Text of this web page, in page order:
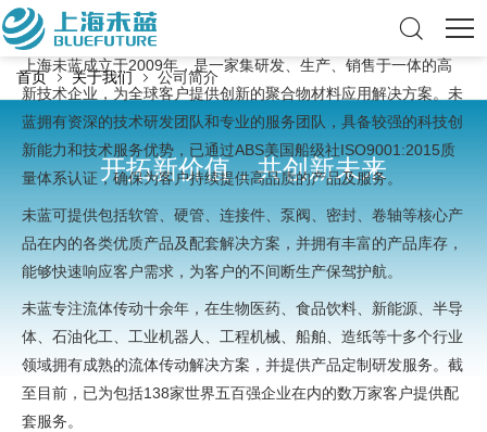
首页 关于我们 公司简介
开拓新价值，共创新未来
上海未蓝成立于2009年，是一家集研发、生产、销售于一体的高
新技术企业，为全球客户提供创新的聚合物材料应用解决方案。未
蓝拥有资深的技术研发团队和专业的服务团队，具备较强的科技创
新能力和技术服务优势，已通过ABS美国船级社ISO9001:2015质
量体系认证，确保为客户持续提供高品质的产品及服务。
未蓝可提供包括软管、硬管、连接件、泵阀、密封、卷轴等核心产
品在内的各类优质产品及配套解决方案，并拥有丰富的产品库存，
能够快速响应客户需求，为客户的不间断生产保驾护航。
未蓝专注流体传动十余年，在生物医药、食品饮料、新能源、半导
体、石油化工、工业机器人、工程机械、船舶、造纸等十多个行业
领域拥有成熟的流体传动解决方案，并提供产品定制研发服务。截
至目前，已为包括138家世界五百强企业在内的数万家客户提供配
套服务。